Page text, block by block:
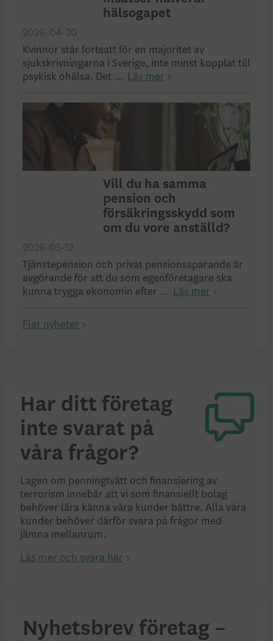
hälsogapet
2026-04-30
Kvinnor står fortsatt för en majoritet av
sjukskrivningarna i Sverige, inte minst kopplat till
psykisk ohälsa. Det ...
Läs mer
Vill du ha samma
pension och
försäkringsskydd som
om du vore anställd?
2026-05-12
Tjänstepension och privat pensionssparande är
avgörande för att du som egenföretagare ska
kunna trygga ekonomin efter ...
Läs mer
Fler nyheter
Har ditt företag
inte svarat på
våra frågor?
Lagen om penningtvätt och finansiering av
terrorism innebär att vi som finansiellt bolag
behöver lära känna våra kunder bättre. Alla våra
kunder behöver därför svara på frågor med
jämna mellanrum.
Läs mer och svara här
Nyhetsbrev företag –